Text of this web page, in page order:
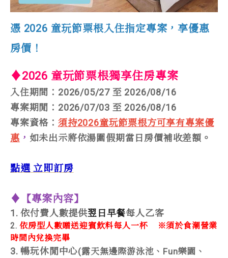
憑 2026 童玩節票根入住指定專案，享優惠
房價！
♦2026 童玩節票根獨享住房專案
入住期間：2026/05/27 至 2026/08/16
專案期閒：2026/07/03 至 2026/08/16
專案資格： 須持2026童玩節票根方可享有專案優
惠 ， 如未出示將依湯圍假期當日房價補收差額。
點選 立即訂房
♦【專案內容】
1. 依付費人數提供翌日早餐每人乙客
2.依房型人數贈送迎賓飲料每人一杯
※須於食潮營業
時間內兌換完畢
3. 暢玩休閒中心(露天無邊際游泳池、Fun樂園、